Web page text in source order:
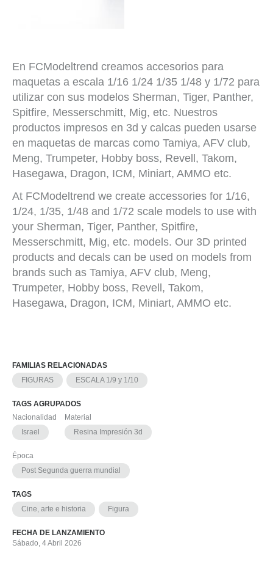
En FCModeltrend creamos accesorios para
maquetas a escala 1/16 1/24 1/35 1/48 y 1/72 para
utilizar con sus modelos Sherman, Tiger, Panther,
Spitfire, Messerschmitt, Mig, etc. Nuestros
productos impresos en 3d y calcas pueden usarse
en maquetas de marcas como Tamiya, AFV club,
Meng, Trumpeter, Hobby boss, Revell, Takom,
Hasegawa, Dragon, ICM, Miniart, AMMO etc.
At FCModeltrend we create accessories for 1/16,
1/24, 1/35, 1/48 and 1/72 scale models to use with
your Sherman, Tiger, Panther, Spitfire,
Messerschmitt, Mig, etc. models. Our 3D printed
products and decals can be used on models from
brands such as Tamiya, AFV club, Meng,
Trumpeter, Hobby boss, Revell, Takom,
Hasegawa, Dragon, ICM, Miniart, AMMO etc.
FAMILIAS RELACIONADAS
FIGURAS
ESCALA 1/9 y 1/10
TAGS AGRUPADOS
Nacionalidad
Israel
Material
Resina Impresión 3d
Época
Post Segunda guerra mundial
TAGS
Cine, arte e historia
Figura
FECHA DE LANZAMIENTO
Sábado, 4 Abril 2026